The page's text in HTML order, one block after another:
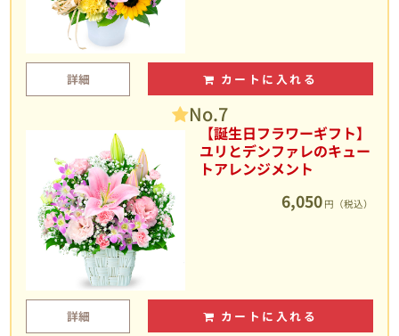
詳細 カートに入れる
No.7
【誕生日フラワーギフト】
ユリとデンファレのキュー
トアレンジメント
6,050 円（税込）
詳細 カートに入れる